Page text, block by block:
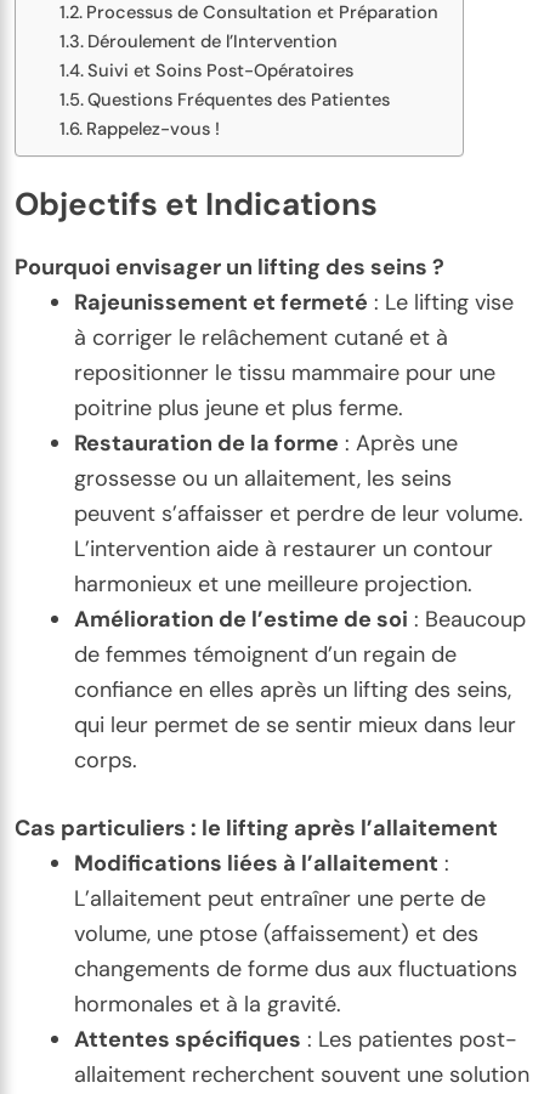
Processus de Consultation et Préparation
Déroulement de l’Intervention
Suivi et Soins Post-Opératoires
Questions Fréquentes des Patientes
Rappelez-vous !
Objectifs et Indications
Pourquoi envisager un lifting des seins ?
Rajeunissement et fermeté : Le lifting vise
à corriger le relâchement cutané et à
repositionner le tissu mammaire pour une
poitrine plus jeune et plus ferme.
Restauration de la forme : Après une
grossesse ou un allaitement, les seins
peuvent s’affaisser et perdre de leur volume.
L’intervention aide à restaurer un contour
harmonieux et une meilleure projection.
Amélioration de l’estime de soi : Beaucoup
de femmes témoignent d’un regain de
confiance en elles après un lifting des seins,
qui leur permet de se sentir mieux dans leur
corps.
Cas particuliers : le lifting après l’allaitement
Modifications liées à l’allaitement :
L’allaitement peut entraîner une perte de
volume, une ptose (affaissement) et des
changements de forme dus aux fluctuations
hormonales et à la gravité.
Attentes spécifiques : Les patientes post-
allaitement recherchent souvent une solution